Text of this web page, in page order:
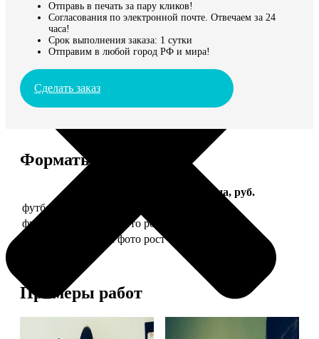
Отправь в печать за пару кликов!
Согласования по электронной почте. Отвечаем за 24
часа!
Срок выполнения заказа: 1 сутки
Отправим в любой город РФ и мира!
Сделать заказ
Форматы и цены
Цена, руб.
футболка детская с фото рост 118 см
футболка детская с фото рост 128 см
футболка детская с фото рост 134 см
Примеры работ